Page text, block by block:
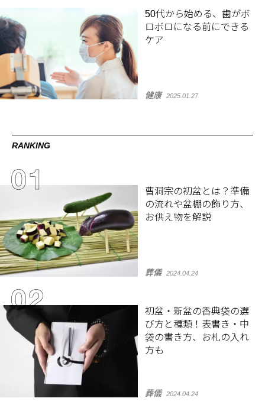
50代から始める、歯がボ
ロボロになる前にできる
ケア
健康 2025.01.27
RANKING
曹洞宗の初盆とは？準備
の流れや盆棚の飾り方、
お供え物を解説
葬儀 2024.04.24
初盆・新盆の香典袋の選
び方と種類！表書き・中
袋の書き方、お札の入れ
方も
葬儀 2024.04.24